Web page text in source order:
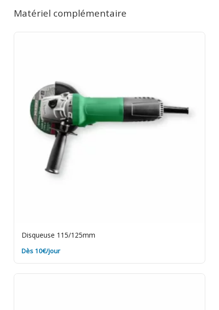
dès le 2e jour. 7 jours = 4 jours facturés. 1 mois = 12
du matériel en bon état. Les disques usés sont à
Matériel complémentaire
Disqueuse 115/125mm
Dès 10€/jour